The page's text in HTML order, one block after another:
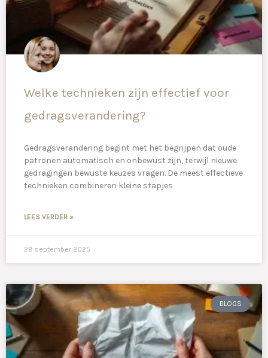
Welke technieken zijn effectief voor
gedragsverandering?
Gedragsverandering begint met het begrijpen dat oude
patronen automatisch en onbewust zijn, terwijl nieuwe
gedragingen bewuste keuzes vragen. De meest effectieve
technieken combineren kleine stapjes
LEES VERDER »
29 september 2025
BLOGS